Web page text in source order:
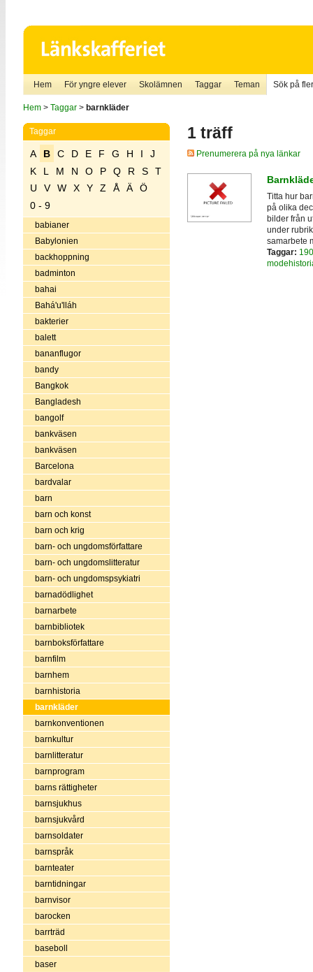
Hem För yngre elever Skolämnen Taggar Teman Sök på
Hem> Taggar> barnkläder
Taggar
A B C D E F G H I
J
K
L M N O P Q R S
T
U
V W X Y Z Å Ä
Ö
0 - 9
babianer
Babylonien
backhoppning
badminton
bahai
Bahá'u'lláh
bakterier
balett
bananflugor
bandy
Bangkok
Bangladesh
bangolf
bankväsen
bankväsen
Barcelona
bardvalar
barn
barn och konst
barn och krig
barn- och ungdomsförfattare
barn- och ungdomslitteratur
barn- och ungdomspsykiatri
barnadödlighet
barnarbete
barnbibliotek
barnboksförfattare
barnfilm
barnhem
barnhistoria
barnkläder
barnkonventionen
barnkultur
barnlitteratur
barnprogram
barns rättigheter
barnsjukhus
barnsjukvård
barnsoldater
barnspråk
barnteater
barntidningar
barnvisor
barocken
barrträd
baseboll
baser
1 träff
Prenumerera på nya länkar
Titta hur
på olika
bilder från
under
samarbete
Taggar: